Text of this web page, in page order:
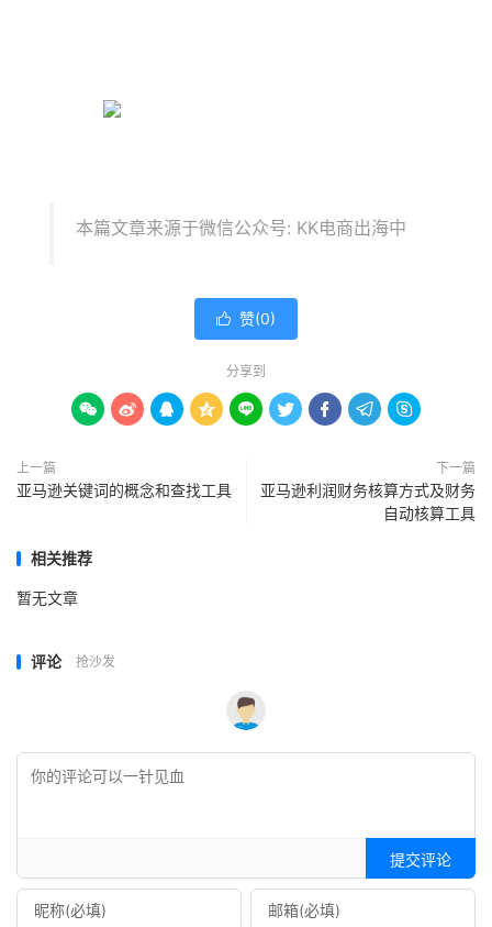
本篇文章来源于微信公众号: KK电商出海中
 赞(0)
分享到
        
上一篇
亚马逊关键词的概念和查找工具
下一篇
亚马逊利润财务核算方式及财务
自动核算工具
相关推荐
暂无文章
评论 抢沙发
提交评论